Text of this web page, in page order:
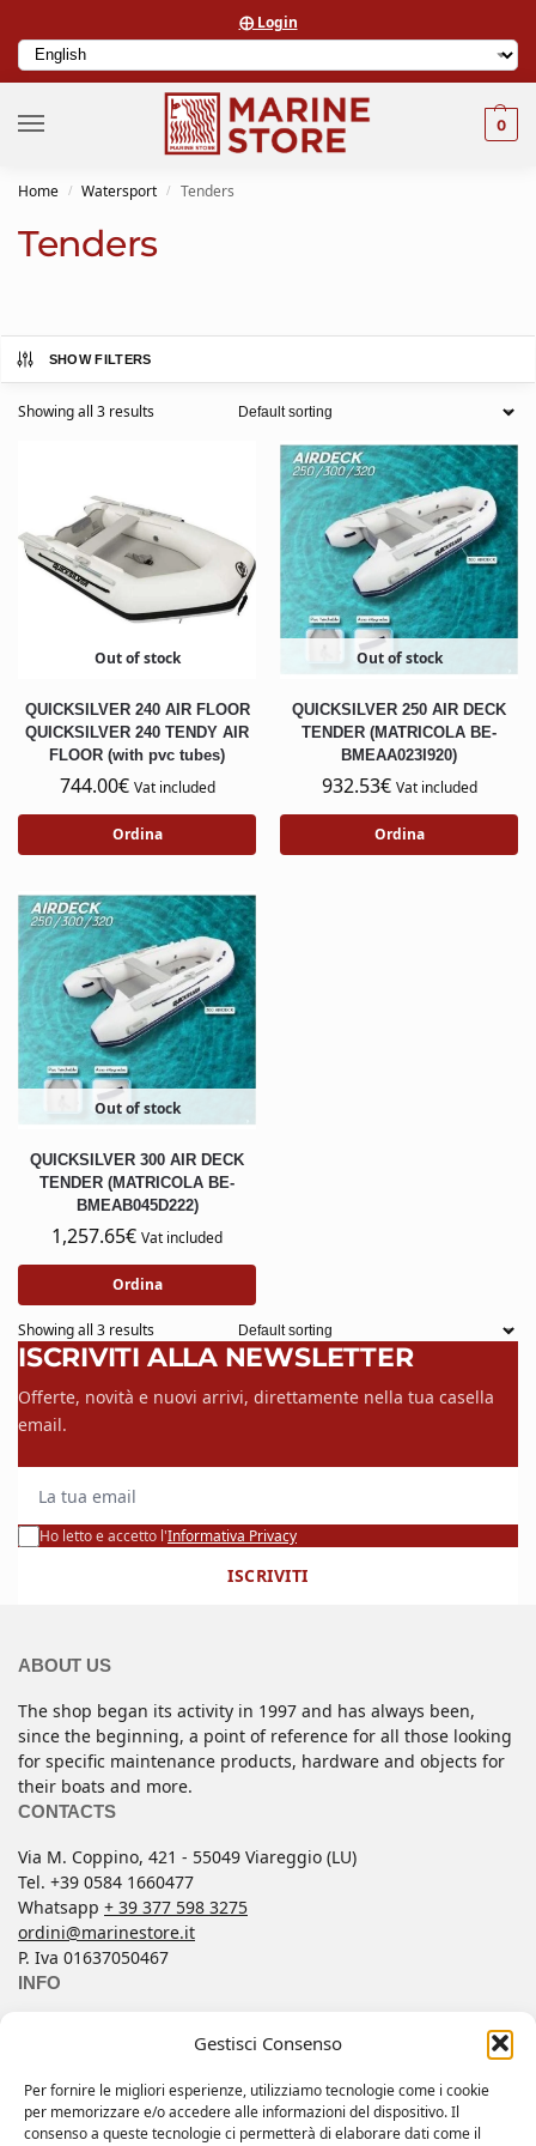
Gestisci Consenso
Per fornire le migliori esperienze, utilizziamo tecnologie come i cookie
per memorizzare e/o accedere alle informazioni del dispositivo. Il
consenso a queste tecnologie ci permetterà di elaborare dati come il
⨁ Login
0
Home / Watersport / Tenders
Tenders
SHOW FILTERS
Showing all 3 results
Out of stock
QUICKSILVER 240 AIR FLOOR
QUICKSILVER 240 TENDY AIR
FLOOR (with pvc tubes)
744.00€ Vat included
Ordina
Out of stock
QUICKSILVER 250 AIR DECK
TENDER (MATRICOLA BE-
BMEAA023I920)
932.53€ Vat included
Ordina
Out of stock
QUICKSILVER 300 AIR DECK
TENDER (MATRICOLA BE-
BMEAB045D222)
1,257.65€ Vat included
Ordina
Showing all 3 results
ISCRIVITI ALLA NEWSLETTER
Offerte, novità e nuovi arrivi, direttamente nella tua casella
email.
Ho letto e accetto l'Informativa Privacy
ISCRIVITI
ABOUT US
The shop began its activity in 1997 and has always been,
since the beginning, a point of reference for all those looking
for specific maintenance products, hardware and objects for
their boats and more.
CONTACTS
Via M. Coppino, 421 - 55049 Viareggio (LU)
Tel. +39 0584 1660477
Whatsapp + 39 377 598 3275
ordini@marinestore.it
P. Iva 01637050467
INFO
FAQ
My account